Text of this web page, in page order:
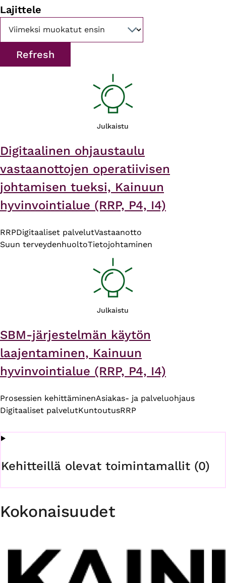
Lajittele
Julkaistu
Digitaalinen ohjaustaulu
vastaanottojen operatiivisen
johtamisen tueksi, Kainuun
hyvinvointialue (RRP, P4, I4)
RRPDigitaaliset palvelutVastaanotto
Suun terveydenhuoltoTietojohtaminen
Julkaistu
SBM-järjestelmän käytön
laajentaminen, Kainuun
hyvinvointialue (RRP, P4, I4)
Prosessien kehittäminenAsiakas- ja palveluohjaus
Digitaaliset palvelutKuntoutusRRP
Kehitteillä olevat toimintamallit (0)
Kokonaisuudet